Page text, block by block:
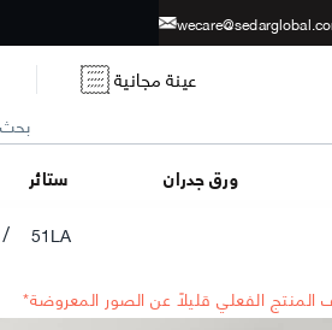
عينة مجانية
ستائر ورق جدران
/ 51LA
المنتج الفعلي قليلاً عن الصور المعروضة